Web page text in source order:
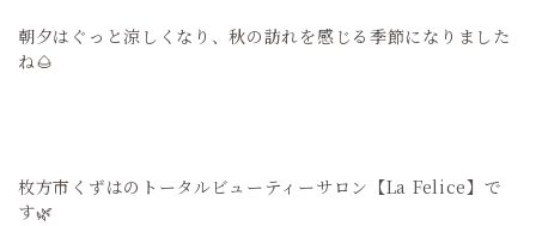
朝夕はぐっと涼しくなり、秋の訪れを感じる季節になりました
ね🌰
枚方市くずはのトータルビューティーサロン【La Felice】で
す🌿